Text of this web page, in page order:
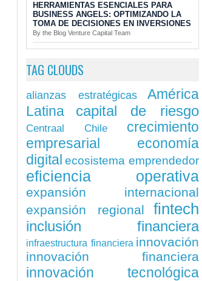
HERRAMIENTAS ESENCIALES PARA
BUSINESS ANGELS: OPTIMIZANDO LA
TOMA DE DECISIONES EN INVERSIONES
By the Blog Venture Capital Team
TAG CLOUDS
alianzas estratégicas
América
Latina
capital de riesgo
Centraal Chile
crecimiento
empresarial
economía
digital ecosistema emprendedor
eficiencia operativa
expansión internacional
expansión regional
fintech
inclusión financiera
infraestructura financiera innovación
innovación financiera
innovación tecnológica